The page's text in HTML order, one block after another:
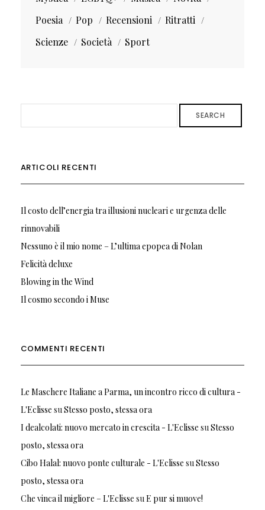
Poesia
Pop Recensioni
Ritratti
Scienze
Società Sport
SEARCH
ARTICOLI RECENTI
Il costo dell’energia tra illusioni nucleari e urgenza delle
rinnovabili
Nessuno è il mio nome – L’ultima epopea di Nolan
Felicità deluxe
Blowing in the Wind
Il cosmo secondo i Muse
COMMENTI RECENTI
Le Maschere Italiane a Parma, un incontro ricco di cultura -
L'Eclisse suStesso posto, stessa ora
I dealcolati: nuovo mercato in crescita - L'Eclisse suStesso
posto, stessa ora
Cibo Halal: nuovo ponte culturale - L'Eclisse suStesso
posto, stessa ora
Che vinca il migliore – L'Eclisse suE pur si muove!